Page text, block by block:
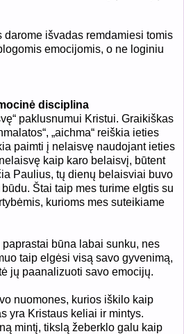
darome išvadas remdamiesi tomis
emocijomis, o ne loginiu
disciplina
paklusnumui Kristui. Graikiškas
„aichma“ reiškia ieties
paimti į nelaisvę naudojant ieties
kaip karo belaisvį, būtent
Paulius, tų dienų belaisviai buvo
Štai taip mes turime elgtis su
kurioms mes suteikiame
būna labai sunku, nes
taip elgėsi visą savo gyvenimą,
jų paanalizuoti savo emocijų.
nuomones, kurios iškilo kaip
yra Kristaus keliai ir mintys.
mintį, tikslą žeberklo galu kaip